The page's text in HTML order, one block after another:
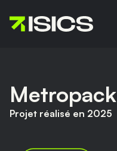
Metropack
Projet réalisé en 2025